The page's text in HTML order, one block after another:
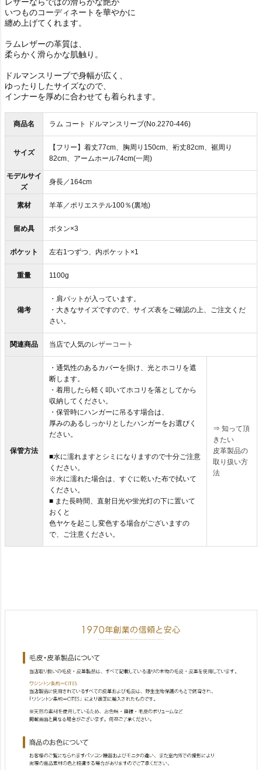
いつものコーディネートを華やかに
纏め上げてくれます。
ラムレザーの革質は、
柔らかく滑らかな肌触り。
ドルマンスリーブで身幅が広く、
ゆったりしたサイズなので、
インナーを厚めに合わせても着られます。
商品名 ラム コート ドルマンスリーブ(No.2270-446)
サイズ
【フリー】着丈77cm、胸周り150cm、裄丈82cm、裾周り
82cm、アームホール74cm(一周)
モデルサイ
ズ
身長／164cm
素材 羊革／ポリエステル100％(裏地)
留め具 ボタン×3
ポケット 左右1つずつ、内ポケット×1
重量 1100g
備考
・肩パットが入っています。
・大きなサイズですので、サイズ表をご確認の上、ご注文くだ
さい。
関連商品 当店で人気のレザーコート
保管方法
・通気性のあるカバーを掛け、光とホコリを遮
断します。
・着用したら軽く叩いてホコリを落としてから
収納してください。
・保管時にハンガーに吊るす場合は、
厚みのあるしっかりとしたハンガーをお選びく
ださい。
■水に濡れますとシミになりますので十分ご注意
ください。
※水に濡れた場合は、すぐに乾いた布で拭いて
ください。
■ また長時間、直射日光や蛍光灯の下に置いて
おくと
色ヤケを起こし変色する場合がございますの
で、ご注意ください。
⇒ 知って頂
きたい
皮革製品の
取り扱い方
法